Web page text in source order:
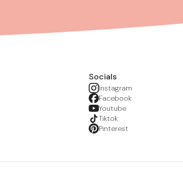
Socials
Instagram
Facebook
Youtube
Tiktok
Pinterest